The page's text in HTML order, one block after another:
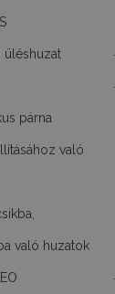
üléshuzat
párna
való
való huzatok